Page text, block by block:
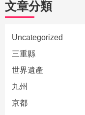
文章分類
Uncategorized
三重縣
世界遺產
九州
京都